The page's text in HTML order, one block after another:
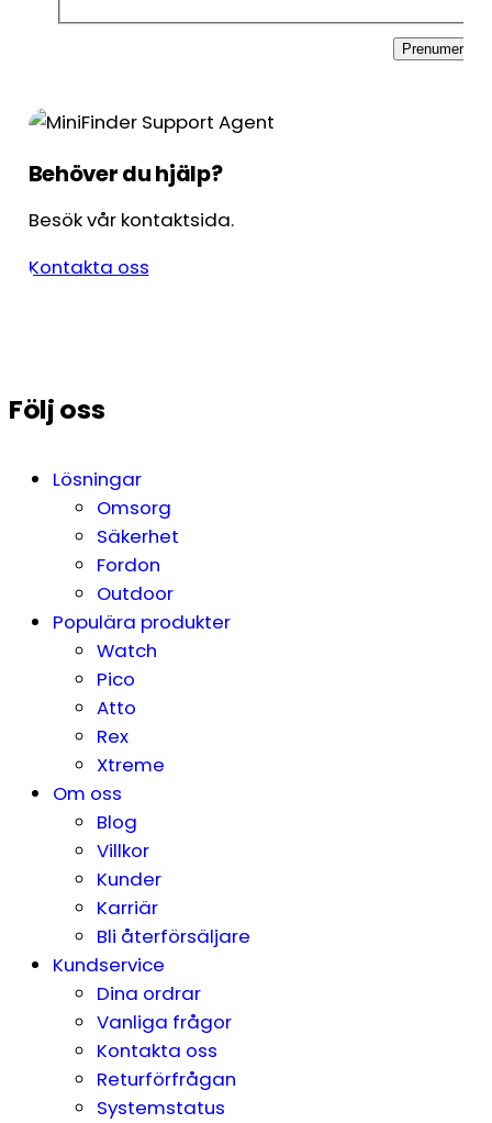
Prenumerera
Behöver du hjälp?
Besök vår kontaktsida.
Kontakta oss
Följ oss
Lösningar
Omsorg
Säkerhet
Fordon
Outdoor
Populära produkter
Watch
Pico
Atto
Rex
Xtreme
Om oss
Blog
Villkor
Kunder
Karriär
Bli återförsäljare
Kundservice
Dina ordrar
Vanliga frågor
Kontakta oss
Returförfrågan
Systemstatus